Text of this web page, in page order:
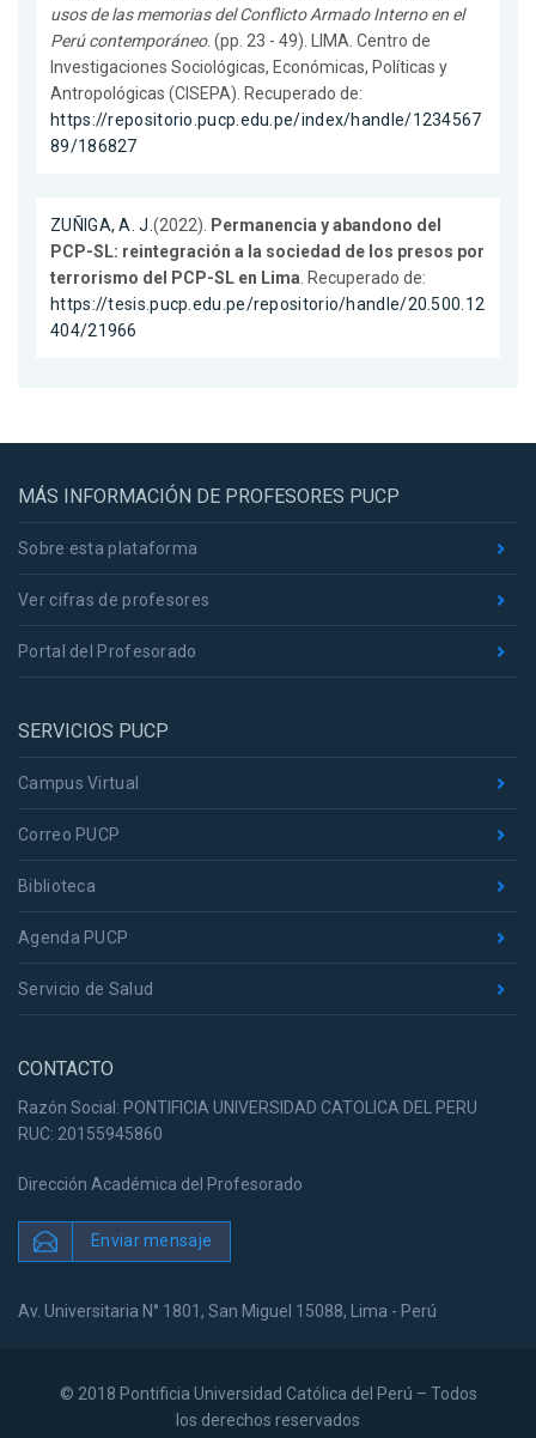
usos de las memorias del Conflicto Armado Interno en el
Perú contemporáneo. (pp. 23 - 49). LIMA. Centro de
Investigaciones Sociológicas, Económicas, Políticas y
Antropológicas (CISEPA). Recuperado de:
https://repositorio.pucp.edu.pe/index/handle/1234567
89/186827
ZUÑIGA, A. J.(2022). Permanencia y abandono del
PCP-SL: reintegración a la sociedad de los presos por
terrorismo del PCP-SL en Lima. Recuperado de:
https://tesis.pucp.edu.pe/repositorio/handle/20.500.12
404/21966
MÁS INFORMACIÓN DE PROFESORES PUCP
Sobre esta plataforma
Ver cifras de profesores
Portal del Profesorado
SERVICIOS PUCP
Campus Virtual
Correo PUCP
Biblioteca
Agenda PUCP
Servicio de Salud
CONTACTO
Razón Social: PONTIFICIA UNIVERSIDAD CATOLICA DEL PERU
RUC: 20155945860
Dirección Académica del Profesorado
Enviar mensaje
Av. Universitaria N° 1801, San Miguel 15088, Lima - Perú
© 2018 Pontificia Universidad Católica del Perú – Todos
los derechos reservados